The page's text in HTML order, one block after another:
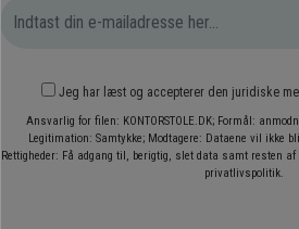
Jeg har læst og accepterer den juridiske
Ansvarlig for filen: KONTORSTOLE.DK; Formål:
Legitimation: Samtykke; Modtagere: Dataene vil ikke
Rettigheder: Få adgang til, berigtig, slet data samt resten
privatlivspolitik.